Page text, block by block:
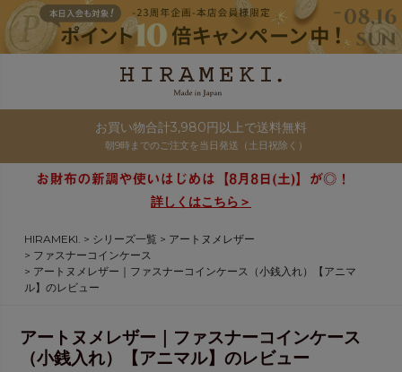
お買い物合計3,980円以上で送料無料
朝9時までのご注文を当日発送（土日祝除く）
詳しくはこちら＞
HIRAMEKI. シリーズ一覧
アートヌメレザー
ファスナーコインケース
アートヌメレザー｜ファスナーコインケース（小銭入れ）【アニマ
ル】のレビュー
アートヌメレザー｜ファスナーコインケース
（小銭入れ）【アニマル】のレビュー